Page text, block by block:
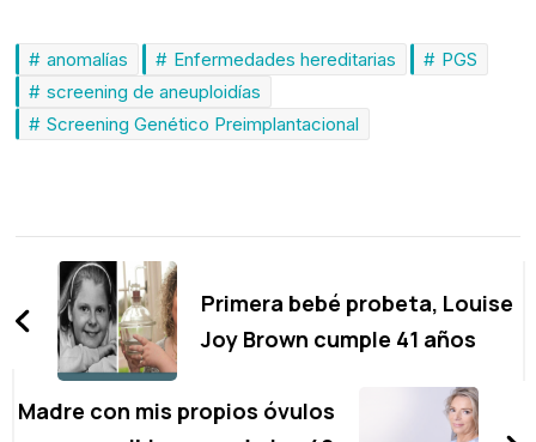
anomalías Enfermedades hereditarias
PGS
screening de aneuploidías
Screening Genético Preimplantacional
Navegación
de
entradas
Primera bebé probeta, Louise
Joy Brown cumple 41 años
Madre con mis propios óvulos